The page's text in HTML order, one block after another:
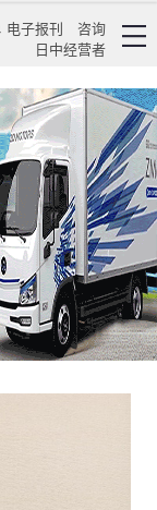
电子报刊
咨询
日中经营者
专访 华人菁英